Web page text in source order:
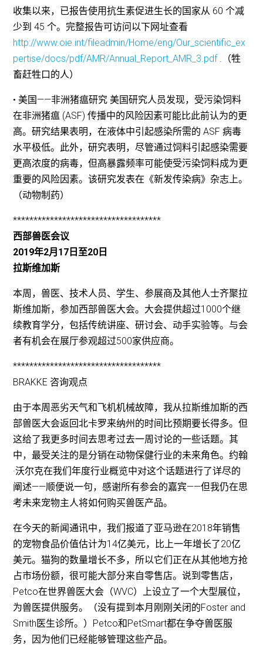
收集以来，已报告使用抗生素促进生长的国家从 60 个减
少到 45 个。完整报告可访问以下网址查看
http://www.oie.int/fileadmin/Home/eng/Our_scientific_ex
pertise/docs/pdf/AMR/Annual_Report_AMR_3.pdf .（牲
畜赶牲口的人）
• 美国——非洲猪瘟研究 美国研究人员发现，受污染饲料
在非洲猪瘟 (ASF) 传播中的风险因素可能比此前认为的更
高。研究结果表明，在液体中引起感染所需的 ASF 病毒
水平极低。此外，研究表明，尽管通过饲料引起感染需要
更高浓度的病毒，但高暴露频率可能使受污染饲料成为更
重要的风险因素。该研究发表在《新发传染病》杂志上。
（动物制药）
************************************
西部兽医会议
2019年2月17日至20日
拉斯维加斯
本周，兽医、技术人员、学生、参展商及其他人士齐聚拉
斯维加斯，参加西部兽医大会。大会提供超过1000个继
续教育学分，包括传统讲座、研讨会、动手实验等。与会
者有机会在展厅参观超过500家供应商。
************************************
BRAKKE 咨询观点
由于本周恶劣天气和飞机机械故障，我从拉斯维加斯的西
部兽医大会返回北卡罗来纳州的时间比预期要长得多。但
这给了我更多时间去思考过去一周讨论的一些话题。其
中，最受关注的是分销在动物保健行业的未来角色。约翰
·沃尔克在我们年度行业概览中对这个话题进行了详尽的
阐述——顺便说一句，感谢所有参会的嘉宾——但我仍在思
考未来宠物主人将如何购买兽医产品。
在今天的新闻通讯中，我们报道了亚马逊在2018年销售
的宠物食品价值估计为14亿美元，比上一年增长了20亿
美元。猫狗的数量增长不多，所以它们正在从其他地方抢
占市场份额，很可能大部分来自零售店。说到零售店，
Petco在世界兽医大会（WVC）上设立了一个大型展位，
为兽医提供服务。（没有提到本月刚刚关闭的Foster and
Smith医生诊所。）Petco和PetSmart都在争夺兽医服
务，因为他们已经能够管理这些产品。